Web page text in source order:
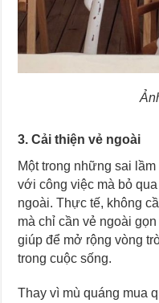
3. Cải thiện vẻ ngoài
Một trong những sai
với công việc mà bỏ
ngoài. Thực tế, không
mà chỉ cần vẻ ngoài
giúp để mở rộng vòng
trong cuộc sống.
Thay vì mù quáng mua